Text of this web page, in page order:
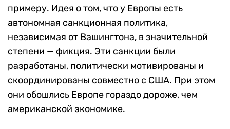
примеру. Идея о том, что у Европы есть
автономная санкционная политика,
независимая от Вашингтона, в значительной
степени — фикция. Эти санкции были
разработаны, политически мотивированы и
скоординированы совместно с США. При этом
они обошлись Европе гораздо дороже, чем
американской экономике.